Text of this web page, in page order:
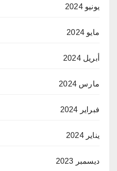
يونيو 2024
مايو 2024
أبريل 2024
مارس 2024
فبراير 2024
يناير 2024
ديسمبر 2023